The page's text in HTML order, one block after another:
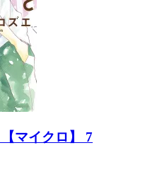
マイクロ】 7